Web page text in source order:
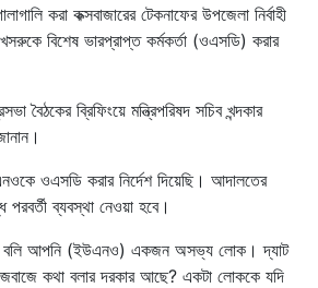
করা কক্সবাজারের টেকনাফের উপজেলা নির্বাহী
বিশেষ ভারপ্রাপ্ত কর্মকর্তা (ওএসডি) করার
বৈঠকের ব্রিফিংয়ে মন্ত্রিপরিষদ সচিব খন্দকার
ওএসডি করার নির্দেশ দিয়েছি। আদালতের
পরবর্তী ব্যবস্থা নেওয়া হবে।
বলি আপনি (ইউএনও) একজন অসভ্য লোক। দ্যাট
কথা বলার দরকার আছে? একটা লোককে যদি